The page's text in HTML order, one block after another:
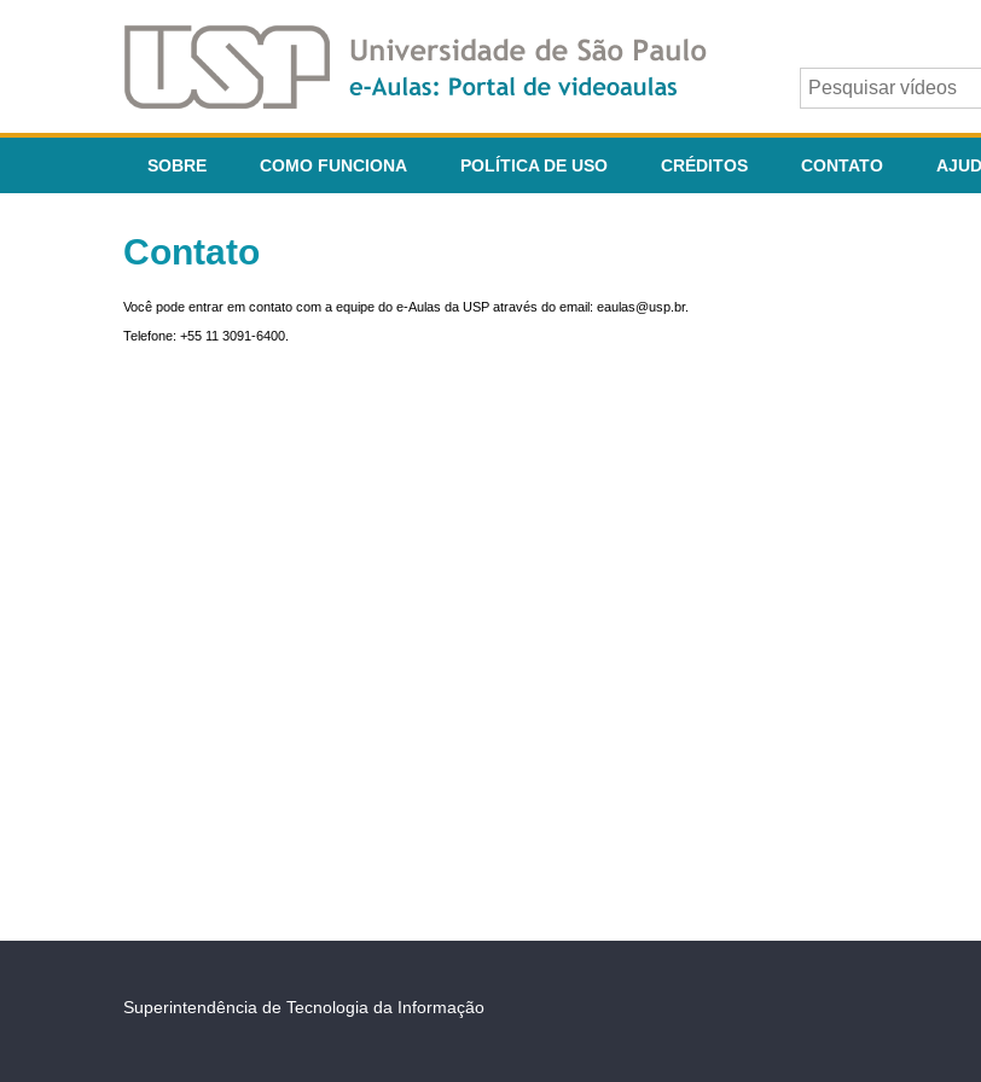
SOBRE COMO FUNCIONA POLÍTICA DE USO CRÉDITOS CONTATO
Contato
Você pode entrar em contato com a equipe do e-Aulas da USP através do email: eaulas@usp.br.
Telefone: +55 11 3091-6400.
Superintendência de Tecnologia da Informação